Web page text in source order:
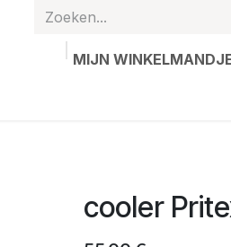
MIJN
cooler